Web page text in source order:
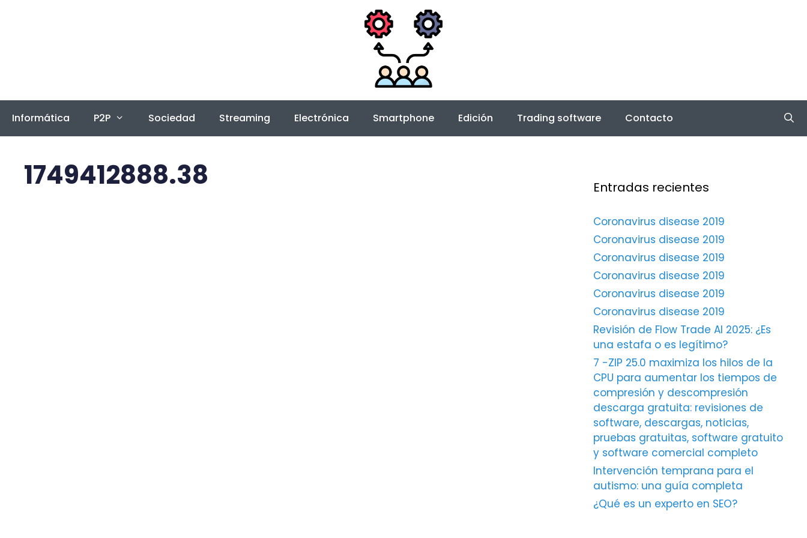
Informática P2P Sociedad Streaming Electrónica Smartphone Edición Trading software Contacto
1749412888.38 Entradas recientes
Coronavirus disease 2019
Coronavirus disease 2019
Coronavirus disease 2019
Coronavirus disease 2019
Coronavirus disease 2019
Coronavirus disease 2019
Revisión de Flow Trade AI 2025: ¿Es
una estafa o es legítimo?
7 -ZIP 25.0 maximiza los hilos de la
CPU para aumentar los tiempos de
compresión y descompresión
descarga gratuita: revisiones de
software, descargas, noticias,
pruebas gratuitas, software gratuito
y software comercial completo
Intervención temprana para el
autismo: una guía completa
¿Qué es un experto en SEO?